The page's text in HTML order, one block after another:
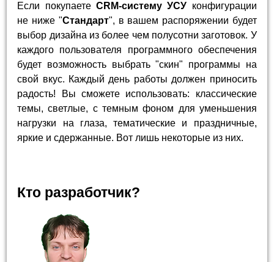
Если покупаете CRM-систему УСУ конфигурации
не ниже "Стандарт", в вашем распоряжении будет
выбор дизайна из более чем полусотни заготовок. У
каждого пользователя программного обеспечения
будет возможность выбрать "скин" программы на
свой вкус. Каждый день работы должен приносить
радость! Вы сможете использовать: классические
темы, светлые, с темным фоном для уменьшения
нагрузки на глаза, тематические и праздничные,
яркие и сдержанные. Вот лишь некоторые из них.
Кто разработчик?